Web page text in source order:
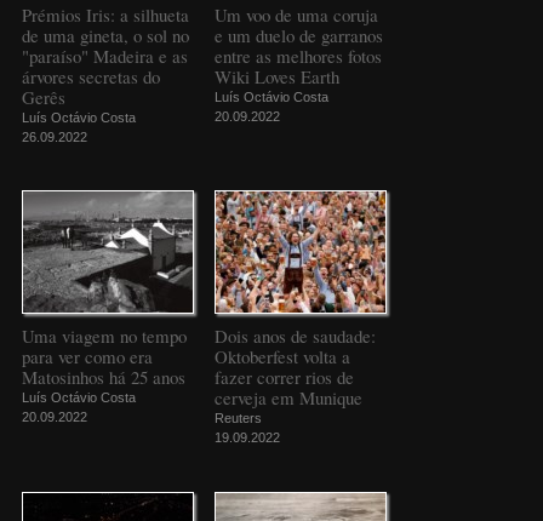
Prémios Iris: a silhueta
de uma gineta, o sol no
"paraíso" Madeira e as
árvores secretas do
Gerês
Luís Octávio Costa
26.09.2022
Um voo de uma coruja
e um duelo de garranos
entre as melhores fotos
Wiki Loves Earth
Luís Octávio Costa
20.09.2022
Uma viagem no tempo
para ver como era
Matosinhos há 25 anos
Luís Octávio Costa
20.09.2022
Dois anos de saudade:
Oktoberfest volta a
fazer correr rios de
cerveja em Munique
Reuters
19.09.2022